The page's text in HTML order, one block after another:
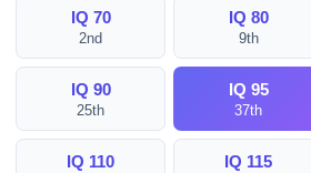
IQ 70
2nd
IQ 80
9th
IQ 90
25th
IQ 95
37th
IQ 110 IQ 115